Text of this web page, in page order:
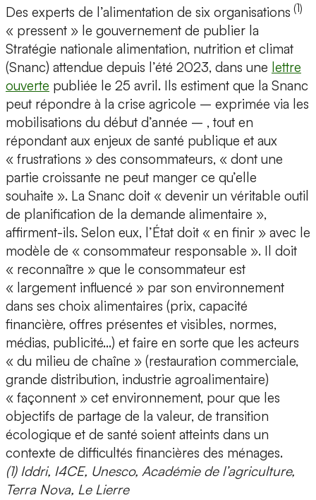
Des experts de l’alimentation de six organisations (1)
« pressent » le gouvernement de publier la
Stratégie nationale alimentation, nutrition et climat
(Snanc) attendue depuis l’été 2023, dans une lettre
ouverte publiée le 25 avril. Ils estiment que la Snanc
peut répondre à la crise agricole – exprimée via les
mobilisations du début d’année – , tout en
répondant aux enjeux de santé publique et aux
« frustrations » des consommateurs, « dont une
partie croissante ne peut manger ce qu’elle
souhaite ». La Snanc doit « devenir un véritable outil
de planification de la demande alimentaire »,
affirment-ils. Selon eux, l’État doit « en finir » avec le
modèle de « consommateur responsable ». Il doit
« reconnaître » que le consommateur est
« largement influencé » par son environnement
dans ses choix alimentaires (prix, capacité
financière, offres présentes et visibles, normes,
médias, publicité…) et faire en sorte que les acteurs
« du milieu de chaîne » (restauration commerciale,
grande distribution, industrie agroalimentaire)
« façonnent » cet environnement, pour que les
objectifs de partage de la valeur, de transition
écologique et de santé soient atteints dans un
contexte de difficultés financières des ménages.
(1) Iddri, I4CE, Unesco, Académie de l’agriculture,
Terra Nova, Le Lierre